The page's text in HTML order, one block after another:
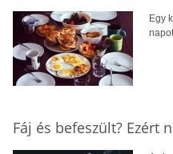
Egy
Fáj és befeszült? Ezért